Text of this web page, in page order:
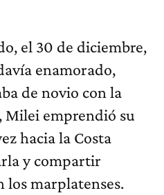
el 30 de diciembre,
enamorado,
de novio con la
, Milei emprendió su
hacia la Costa
y compartir
los marplatenses.